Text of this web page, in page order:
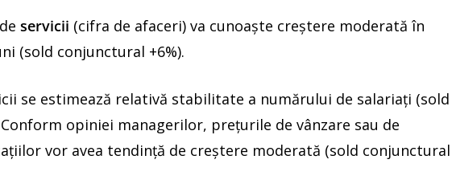
servicii (cifra de afaceri) va cunoaşte creştere moderată în
(sold conjunctural +6%).
se estimează relativă stabilitate a numărului de salariaţi (sold
opiniei managerilor, preţurile de vânzare sau de
vor avea tendinţă de creştere moderată (sold conjunctural